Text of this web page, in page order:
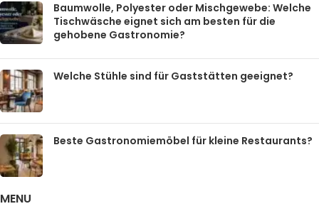
Baumwolle, Polyester oder Mischgewebe: Welche
Tischwäsche eignet sich am besten für die
gehobene Gastronomie?
Welche Stühle sind für Gaststätten geeignet?
Beste Gastronomiemöbel für kleine Restaurants?
MENU